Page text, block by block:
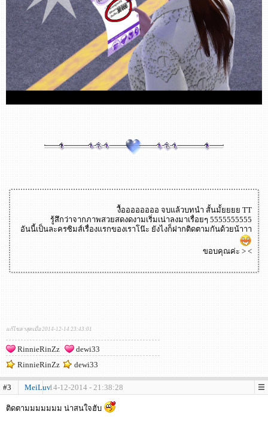
งื้ออออออออ จบแล้วบทนำ สั้นมั้ยยยย TT
รู้สึกว่าจากภาพสวยสดงดงามเริ่มเน่าลงมาเรื่อยๆ 5555555555
อันนี้เป็นละครซิมส์เรื่องแรกของเราโน๊ะ ยังไงก็ฝากติดตามกันด้วยน้าาา
ขอบคุณค่ะ > <
แก้ไขล่าสุดเมื่อ 2014-12-14 23:43:01
RinnieRinZz
dewi33
RinnieRinZz
dewi33
#3 MeiLuv14-12-2014 - 21:38:28
ติดตามมมมมมม น่าสนใจฮับ